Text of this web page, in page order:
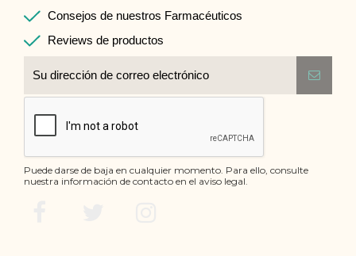
Consejos de nuestros Farmacéuticos
Reviews de productos
Puede darse de baja en cualquier momento. Para ello, consulte
nuestra información de contacto en el aviso legal.